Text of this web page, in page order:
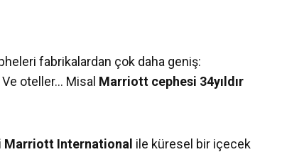
fabrikalardan çok daha geniş:
oteller… Misal Marriott cephesi 34yıldır
Marriott International ile küresel bir içecek